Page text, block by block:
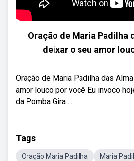
Oração de Maria Padilha
deixar o seu amor
Oração de Maria Padilha das
amor louco por você Eu invoco
da Pomba Gira ...
Tags
Oração Maria Padilha Maria